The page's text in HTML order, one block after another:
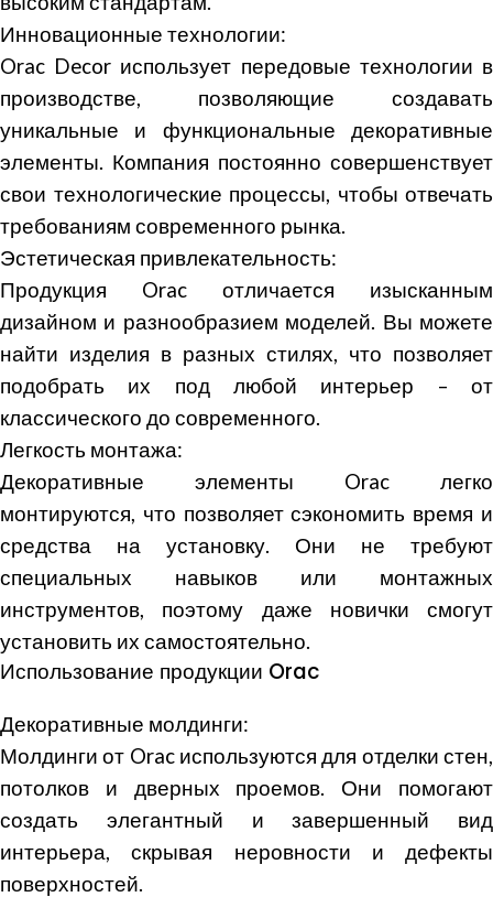
Инновационные технологии:
Orac Decor использует передовые технологии в
производстве, позволяющие создавать
уникальные и функциональные декоративные
элементы. Компания постоянно совершенствует
свои технологические процессы, чтобы отвечать
требованиям современного рынка.
Эстетическая привлекательность:
Продукция Orac отличается изысканным
дизайном и разнообразием моделей. Вы можете
найти изделия в разных стилях, что позволяет
подобрать их под любой интерьер – от
классического до современного.
Легкость монтажа:
Декоративные элементы Orac легко
монтируются, что позволяет сэкономить время и
средства на установку. Они не требуют
специальных навыков или монтажных
инструментов, поэтому даже новички смогут
установить их самостоятельно.
Использование продукции Orac
Декоративные молдинги:
Молдинги от Orac используются для отделки стен,
потолков и дверных проемов. Они помогают
создать элегантный и завершенный вид
интерьера, скрывая неровности и дефекты
поверхностей.